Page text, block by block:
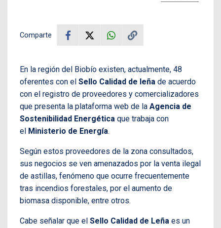
Comparte
En la región del Biobío existen, actualmente, 48
oferentes con el Sello Calidad de leña de acuerdo
con el registro de proveedores y comercializadores
que presenta la plataforma web de la Agencia de
Sostenibilidad Energética que trabaja con
el Ministerio de Energía.
Según estos proveedores de la zona consultados,
sus negocios se ven amenazados por la venta ilegal
de astillas, fenómeno que ocurre frecuentemente
tras incendios forestales, por el aumento de
biomasa disponible, entre otros.
Cabe señalar que el Sello Calidad de Leña es un